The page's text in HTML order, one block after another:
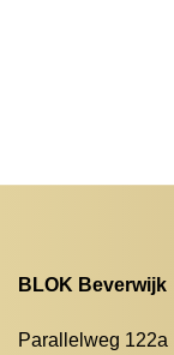
BLOK Beverwijk
Parallelweg 122a